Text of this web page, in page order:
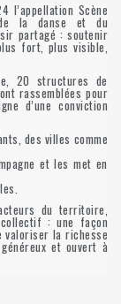
l’appellation Scène
de la danse et du
partagé : soutenir
fort, plus visible,
20 structures de
rassemblées pour
d’une conviction
des villes comme
et les met en
du territoire,
collectif : une façon
valoriser la richesse
et ouvert à